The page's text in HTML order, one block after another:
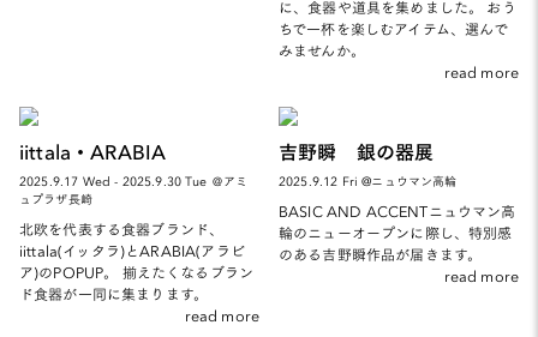
に、食器や道具を集めました。 おう
ちで一杯を楽しむアイテム、選んで
みませんか。
read more
iittala・ARABIA
2025.9.17 Wed - 2025.9.30 Tue ＠アミ
ュプラザ長崎
北欧を代表する食器ブランド、
iittala(イッタラ)とARABIA(アラビ
ア)のPOPUP。 揃えたくなるブラン
ド食器が一同に集まります。
read more
吉野瞬 銀の器展
2025.9.12 Fri @ニュウマン高輪
BASIC AND ACCENTニュウマン高
輪のニューオープンに際し、特別感
のある吉野瞬作品が届きます。
read more